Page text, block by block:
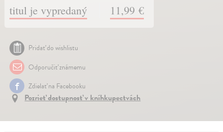
titul je vypredaný 11,99 €
Pridať do wishlistu
Odporučiť známemu
Zdielať na Facebooku
Pozrieť dostupnosť v kníhkupectvách